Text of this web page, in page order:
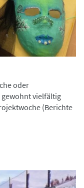
oder
gewohnt vielfältig
(Berichte